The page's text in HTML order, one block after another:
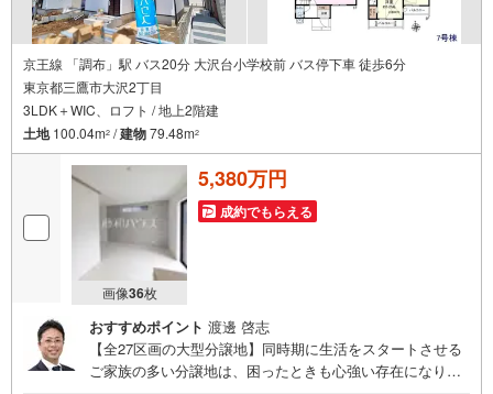
京王線 「調布」駅 バス20分 大沢台小学校前 バス停下車 徒歩6分
東京都三鷹市大沢2丁目
3LDK＋WIC、ロフト / 地上2階建
土地100.04m2 /建物79.48m2
画像36枚
5,380万円
成約でもらえる
おすすめポイント 渡邊 啓志
【全27区画の大型分譲地】同時期に生活をスタートさせる
ご家族の多い分譲地は、困ったときも心強い存在になりそ